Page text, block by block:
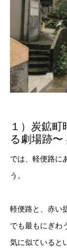
１）炭鉱
る劇場跡〜
では、軽便路に
う。
軽便路と、赤い
でも最もにぎわ
気に似ていると